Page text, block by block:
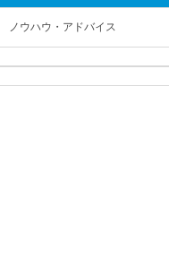
ノウハウ・アドバイス